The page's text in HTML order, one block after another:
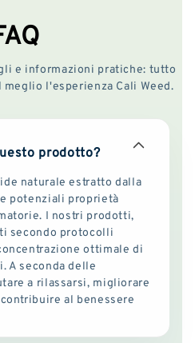
e informazioni pratiche: tutto
l'esperienza Cali Weed.
prodotto?
naturale estratto dalla
potenziali proprietà
I nostri prodotti,
secondo protocolli
ottimale di
A seconda delle
a rilassarsi, migliorare
al benessere